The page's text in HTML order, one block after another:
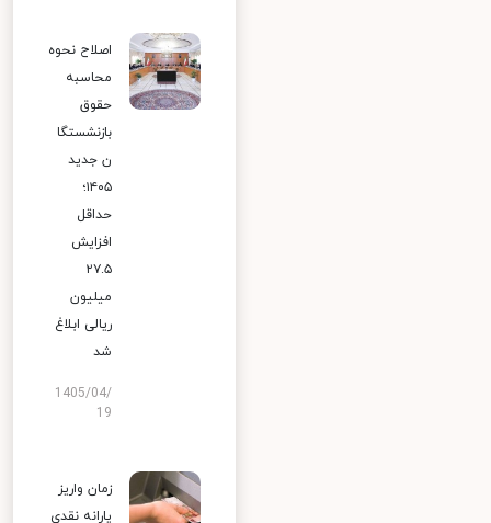
اصلاح نحوه
محاسبه
حقوق
بازنشستگا
ن جدید
۱۴۰۵؛
حداقل
افزایش
۲۷.۵
میلیون
ریالی ابلاغ
شد
1405/04/
19
زمان واریز
یارانه نقدی